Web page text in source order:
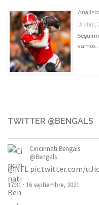
18 abril,
vamos
TWITTER @BENGALS
Cincinnati Bengals
@Bengals
@NFL pic.twitter.com/
17:31 · 16 septiembre, 2021